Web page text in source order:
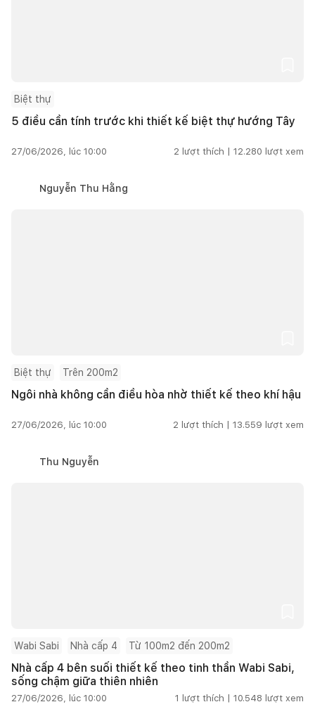
Biệt thự
5 điều cần tính trước khi thiết kế biệt thự hướng Tây
27/06/2026, lúc 10:00 2 lượt thích | 12.280 lượt xem
Nguyễn Thu Hằng
Biệt thự Trên 200m2
Ngôi nhà không cần điều hòa nhờ thiết kế theo khí hậu
27/06/2026, lúc 10:00 2 lượt thích | 13.559 lượt xem
Thu Nguyễn
Wabi Sabi Nhà cấp 4 Từ 100m2 đến 200m2
Nhà cấp 4 bên suối thiết kế theo tinh thần Wabi Sabi,
sống chậm giữa thiên nhiên
27/06/2026, lúc 10:00 1 lượt thích | 10.548 lượt xem